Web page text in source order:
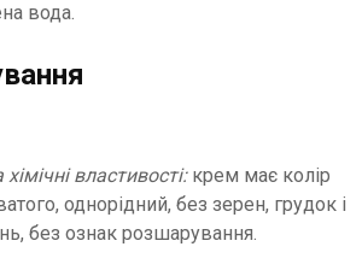
вода.
властивості:крем має колір
однорідний, без зерен, грудок і
без ознак розшарування.